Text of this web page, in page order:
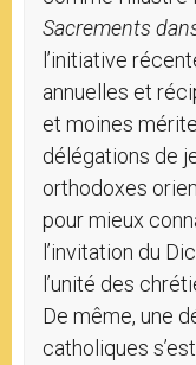
Sacrements
l’initiative
annuelles et
et moines
délégations de
orthodoxes
pour mieux
l’invitation du
l’unité des
De même, une
catholiques